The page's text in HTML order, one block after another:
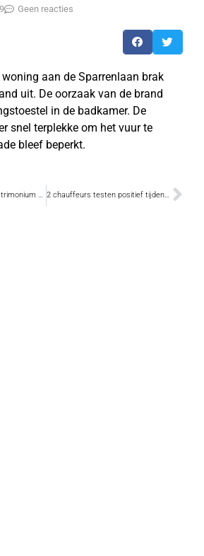
Geen reacties
aan de Sparrenlaan brak
uit. De oorzaak van de brand
in de badkamer. De
snel terplekke om het vuur te
bleef beperkt.
Werkgroep Cultureel Patrimonium tegen verdwijnen stadsarcheologen 2 chauffeurs testen positief tijdens verkeersveilige nacht